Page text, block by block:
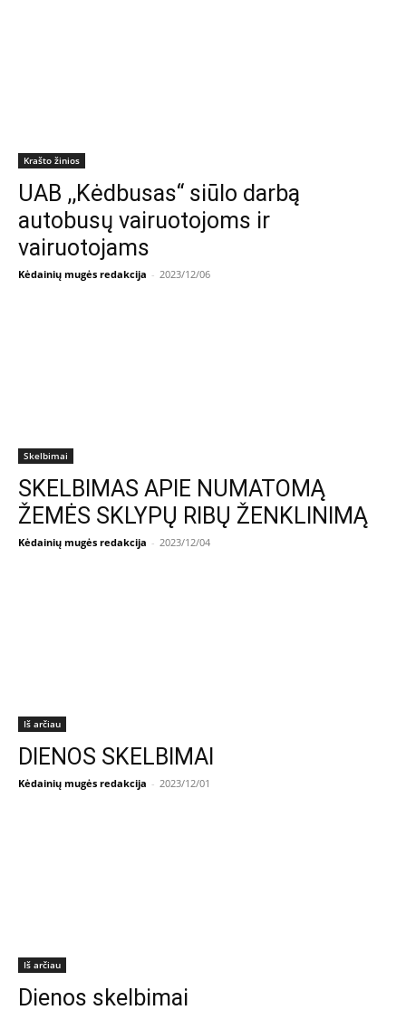
Krašto žinios
UAB ,,Kėdbusas“ siūlo darbą
autobusų vairuotojoms ir
vairuotojams
Kėdainių mugės redakcija - 2023/12/06
Skelbimai
SKELBIMAS APIE NUMATOMĄ
ŽEMĖS SKLYPŲ RIBŲ ŽENKLINIMĄ
Kėdainių mugės redakcija - 2023/12/04
Iš arčiau
DIENOS SKELBIMAI
Kėdainių mugės redakcija - 2023/12/01
Iš arčiau
Dienos skelbimai